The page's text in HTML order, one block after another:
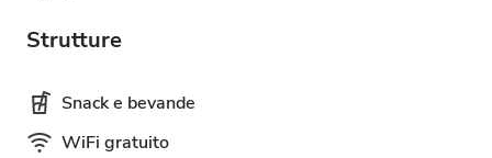
Strutture
Snack e bevande
WiFi gratuito